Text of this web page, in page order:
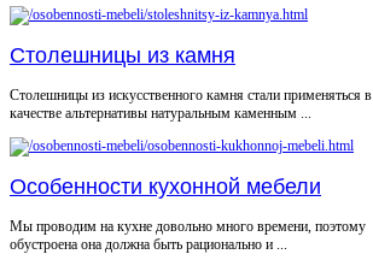
Столешницы из камня
Столешницы из искусственного камня стали применяться в
качестве альтернативы натуральным каменным ...
Особенности кухонной мебели
Мы проводим на кухне довольно много времени, поэтому
обустроена она должна быть рационально и ...